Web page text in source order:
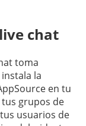
chat
toma
la
en tu
grupos de
usuarios de